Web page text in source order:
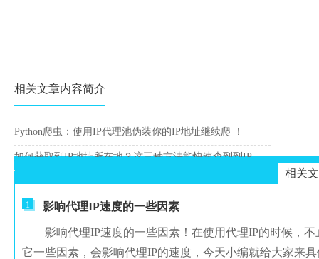
相关文章内容简介
Python爬虫：使用IP代理池伪装你的IP地址继续爬 ！
如何获取到IP地址所在地？这三种方法能快速查到到IP归属地
相关
1 影响代理IP速度的一些因素
影响代理IP速度的一些因素！在使用代理IP的时候，不
它一些因素，会影响代理IP的速度，今天小编就给大家